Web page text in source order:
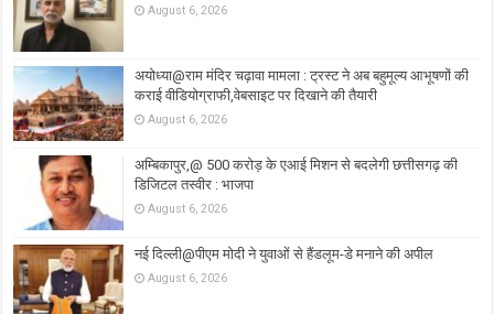
August 6, 2026
अयोध्या@राम मंदिर चढ़ावा मामला : ट्रस्ट ने अब बहुमूल्य आभूषणों की
कराई वीडियोग्राफी,वेबसाइट पर दिखाने की तैयारी
August 6, 2026
अम्बिकापुर,@ 500 करोड़ के एआई मिशन से बदलेगी छत्तीसगढ़ की
डिजिटल तस्वीर : भाजपा
August 6, 2026
नई दिल्ली@पीएम मोदी ने युवाओं से हैंडलूम-डे मनाने की अपील
August 6, 2026